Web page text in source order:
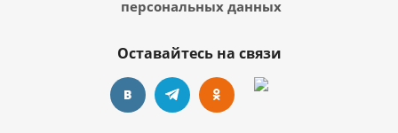
персональных данных
Оставайтесь на связи